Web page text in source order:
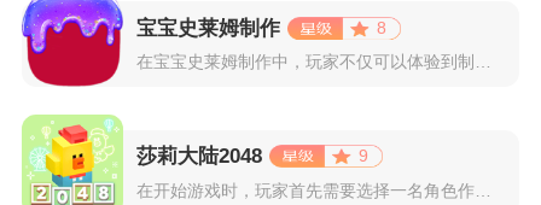
宝宝史莱姆制作
8
在宝宝史莱姆制作中，玩家不仅可以体验到制作史莱姆的乐趣，还能...
莎莉大陆2048
9
在开始游戏时，玩家首先需要选择一名角色作为自己的代表，在神秘...